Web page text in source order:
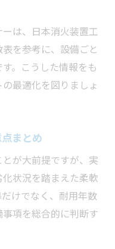
は、日本消火装置工
を参考に、設備ごと
。こうした情報をも
最適化を図りましょ
まとめ
が大前提ですが、実
状況を踏まえた柔軟
けでなく、耐用年数
項を総合的に判断す